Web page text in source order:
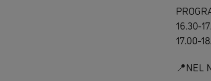
16.30-
17.00-
📍NEL